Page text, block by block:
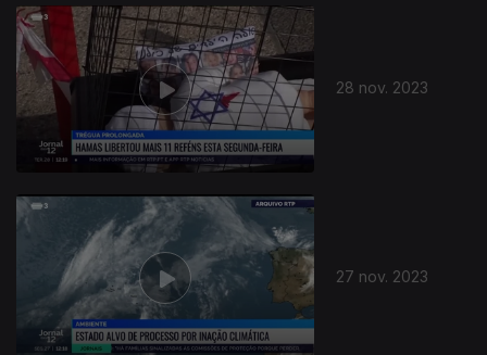
28 nov. 2023
27 nov. 2023
730914